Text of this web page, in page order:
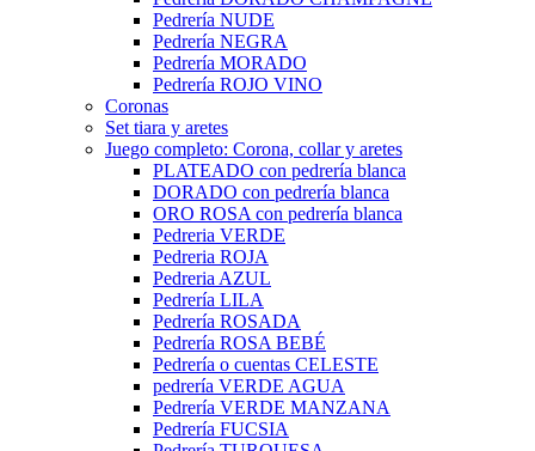
Pedrería NUDE
Pedrería NEGRA
Pedrería MORADO
Pedrería ROJO VINO
Coronas
Set tiara y aretes
Juego completo: Corona, collar y aretes
PLATEADO con pedrería blanca
DORADO con pedrería blanca
ORO ROSA con pedrería blanca
Pedreria VERDE
Pedreria ROJA
Pedreria AZUL
Pedrería LILA
Pedrería ROSADA
Pedrería ROSA BEBÉ
Pedrería o cuentas CELESTE
pedrería VERDE AGUA
Pedrería VERDE MANZANA
Pedrería FUCSIA